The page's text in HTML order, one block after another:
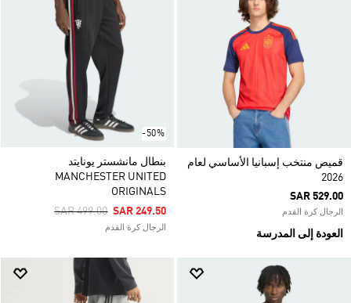
قميص منتخب إسبانيا الأساسي لعام
2026
SAR 529.00
الرجال كرة القدم
العودة إلى المدرسة
-50%
بنطال مانشستر يونايتد
MANCHESTER UNITED
ORIGINALS
Price Reduced From
SAR 499.00ToSAR 249.50
الرجال كرة القدم